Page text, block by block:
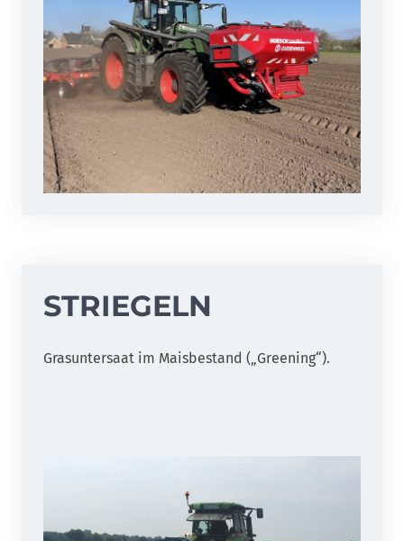
STRIEGELN
Grasuntersaat im Maisbestand („Greening“).